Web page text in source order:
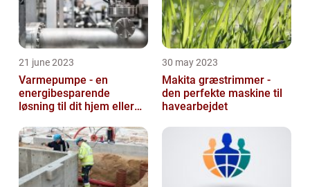
21 june 2023
Varmepumpe - en
energibesparende
løsning til dit hjem eller
30 may 2023
Makita græstrimmer -
den perfekte maskine til
havearbejdet